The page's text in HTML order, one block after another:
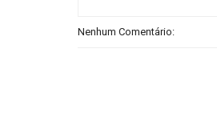
Nenhum Comentário: